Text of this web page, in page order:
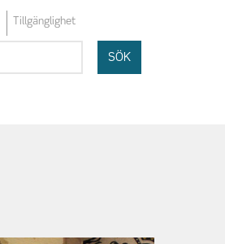
Tillgänglighet
Sök